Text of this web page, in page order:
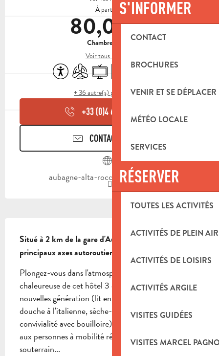
S'INFORMER
CONTACT
BROCHURES
VENIR ET SE DÉPLACER
MÉTÉO LOCALE
SERVICES
RÉSERVER
TOUTES LES ACTIVITÉS
ACTIVITÉS DE PLEIN AIR
ACTIVITÉS DE LOISIRS
ACTIVITÉS ARGILE
VISITES GUIDÉES
VISITES MARCEL
À partir de
80,00 €
Chambre double
Voir tous les tarifs
AccessibilitéAir conditionné
TélévisionAscenseurSalle de sport
Bar / Buvette
+ 36 autre(s) prestation(s)
+33 (0)4 65 07 09
CONTACTEZ-NOUS
aubagne-alta-rocca.campanile.com
Situé à 2 km de la gare d'Aubagne et à proximité des
principaux axes autoroutiers.
Plongez-vous dans l'atmosphère conviviale et
chaleureuse de cet hôtel 3 étoiles. 70 chambres
nouvelles génération (lit en queen size, bureau,
douche à l'italienne, sèche-cheveux et plateau de
convivialité avec bouilloire). dont 4 sont accessibles
aux personnes à mobilité réduite. Parking
souterrain...